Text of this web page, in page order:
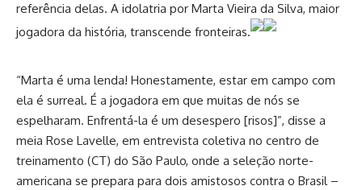
referência delas. A idolatria por Marta Vieira da Silva, maior
jogadora da história, transcende fronteiras.
“Marta é uma lenda! Honestamente, estar em campo com
ela é surreal. É a jogadora em que muitas de nós se
espelharam. Enfrentá-la é um desespero [risos]”, disse a
meia Rose Lavelle, em entrevista coletiva no centro de
treinamento (CT) do São Paulo, onde a seleção norte-
americana se prepara para dois amistosos contra o Brasil –